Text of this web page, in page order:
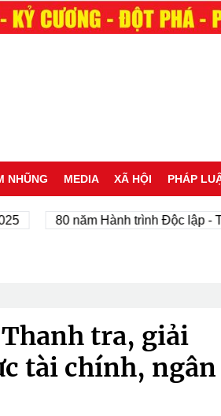
NHŨNG MEDIA XÃ HỘI PHÁP
80 năm Hành trình Độc lập - Tự
Thanh tra, giải
tài chính, ngân